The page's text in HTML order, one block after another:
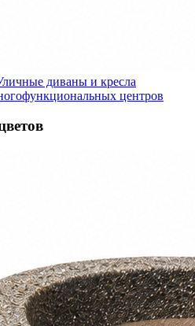
диваны и кресла
центров